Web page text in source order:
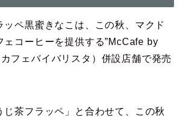
ッペ黒蜜きなこは、この秋、マクド
ェコーヒーを提供する”McCafe by
フェバイバリスタ）併設店舗で発売
じ茶フラッペ」と合わせて、この秋